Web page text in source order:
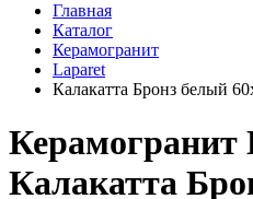
Главная
Каталог
Керамогранит
Laparet
Калакатта Бронз белый
Керамогранит
Калакатта